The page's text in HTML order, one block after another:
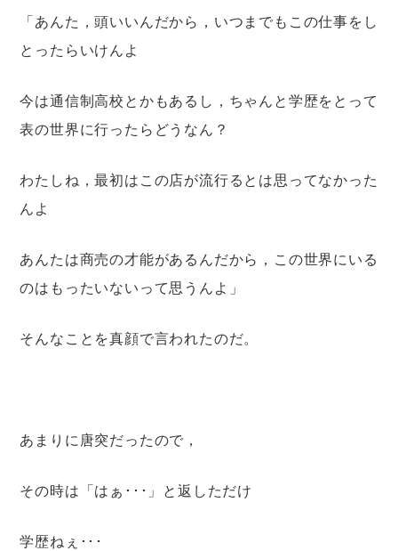
「あんた，頭いいんだから，いつまでもこの仕事をし
とったらいけんよ
今は通信制高校とかもあるし，ちゃんと学歴をとって
表の世界に行ったらどうなん？
わたしね，最初はこの店が流行るとは思ってなかった
んよ
あんたは商売の才能があるんだから，この世界にいる
のはもったいないって思うんよ」
そんなことを真顔で言われたのだ。
あまりに唐突だったので，
その時は「はぁ･･･」と返しただけ
学歴ねぇ･･･